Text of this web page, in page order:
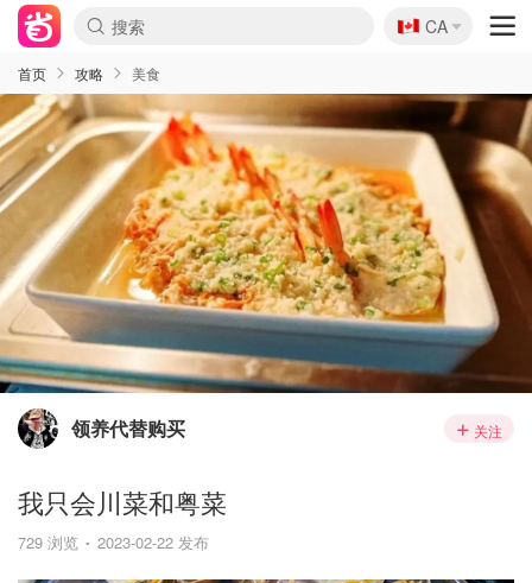
🇨🇦
CA
首页 攻略 美食
领养代替购买 关注
我只会川菜和粤菜
729 浏览 2023-02-22 发布